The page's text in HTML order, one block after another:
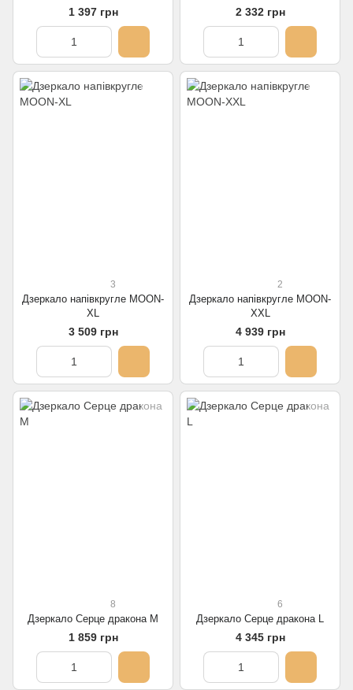
1 397 грн 2 332 грн
3
Дзеркало напівкругле MOON-
XL
3 509 грн
2
Дзеркало напівкругле MOON-
XXL
4 939 грн
8
Дзеркало Серце дракона M
1 859 грн
6
Дзеркало Серце дракона L
4 345 грн